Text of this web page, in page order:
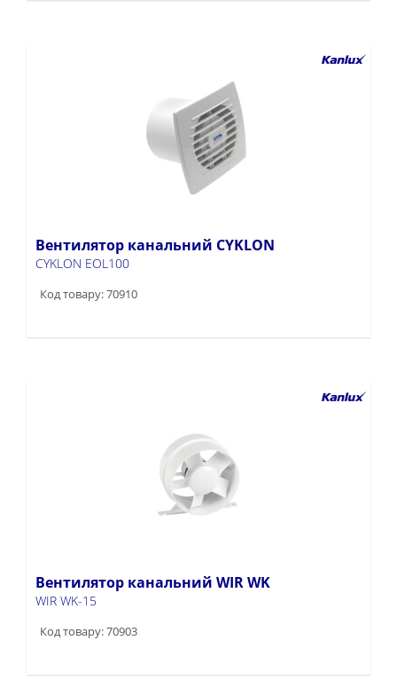
Вентилятор канальний CYKLON
CYKLON EOL100
Код товару: 70910
Вентилятор канальний WIR WK
WIR WK-15
Код товару: 70903